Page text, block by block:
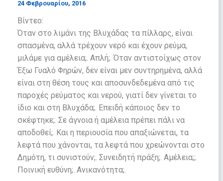
24 Φεβρουαρίου, 2016
Βίντεο:
Όταν στο λιμάνι της Βλυχάδας τα πίλλαρς, είναι
σπασμένα, αλλά τρέχουν νερό και έχουν ρεύμα,
μιλάμε για αμέλεια;. Απλή;. Όταν αντιστοίχως στον
Έξω Γυαλό Φηρών, δεν είναι μεν συντηρημένα, αλλά
είναι στη θέση τους και αποσυνδεδεμένα από τις
παροχές ρεύματος και νερού, γιατί δεν γίνεται το
ίδιο και στη Βλυχάδα;. Επειδή κάποιος δεν το
σκέφτηκε;. Σε άγνοια ή αμέλεια πρέπει πάλι να
αποδοθεί;. Και η περιουσία που απαξιώνεται, τα
λεφτά που χάνονται, τα λεφτά που χρεώνονται στο
Δημότη, τι συνιστούν;. Συνειδητή πράξη;. Αμέλεια;;.
Ποινική ευθύνη;. Ανικανότητα;.